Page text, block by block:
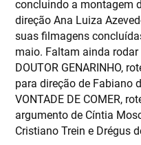
concluindo a montagem
direção Ana Luiza
suas filmagens
maio. Faltam ainda rodar
DOUTOR GENARINHO,
para direção de Fabiano
VONTADE DE COMER,
argumento de Cíntia
Cristiano Trein e Drégus